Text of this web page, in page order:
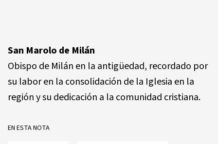
San Marolo de Milán
Obispo de Milán en la antigüedad, recordado por
su labor en la consolidación de la Iglesia en la
región y su dedicación a la comunidad cristiana.
EN ESTA NOTA